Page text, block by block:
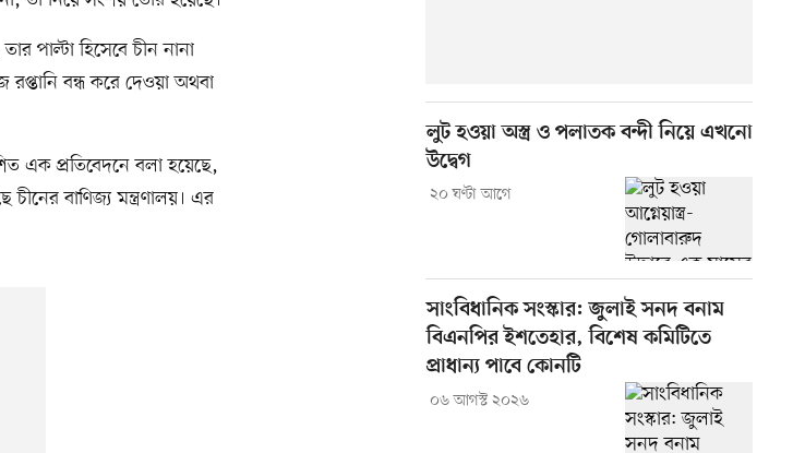
পাল্টা হিসেবে চীন নানা
রপ্তানি বন্ধ করে দেওয়া অথবা
এক প্রতিবেদনে বলা হয়েছে,
চীনের বাণিজ্য মন্ত্রণালয়। এর
লুট হওয়া অস্ত্র ও পলাতক বন্দী নিয়ে এখনো
উদ্বেগ
২০ ঘণ্টা আগে
সাংবিধানিক সংস্কার: জুলাই সনদ বনাম
বিএনপির ইশতেহার, বিশেষ কমিটিতে
প্রাধান্য পাবে কোনটি
০৬ আগস্ট ২০২৬